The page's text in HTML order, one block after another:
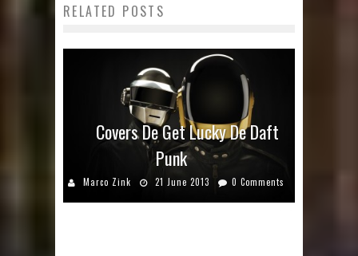
RELATED POSTS
Covers De Get Lucky De Daft
Punk
Marco Zink 21 June 2013 0 Comments